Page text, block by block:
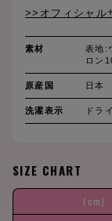
>>オフィシャル
素材
表地:
ロン
原産国 日本
洗濯表示 ドライ
SIZE CHART
(cm)